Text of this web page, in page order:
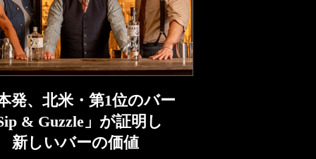
発、北米・第1位のバー
Sip & Guzzle」が証明し
しいバーの価値